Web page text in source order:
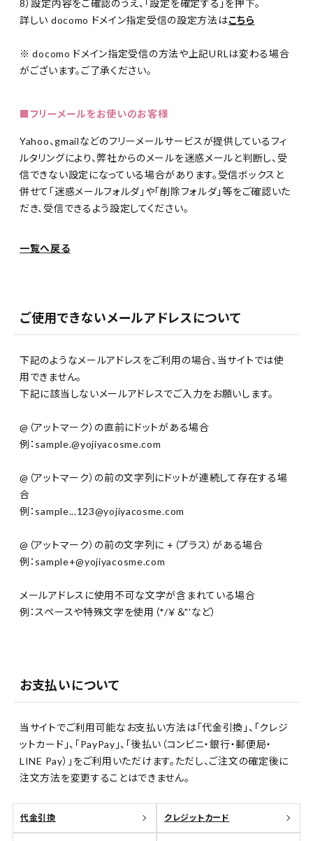
8）設定内容をご確認のうえ、「設定を確定する」を押下。
詳しい docomo ドメイン指定受信の設定方法はこちら
※ docomo ドメイン指定受信の方法や上記URLは変わる場合
がございます。ご了承ください。
■フリーメールをお使いのお客様
Yahoo、gmailなどのフリーメールサービスが提供しているフィ
ルタリングにより、弊社からのメールを迷惑メールと判断し、受
信できない設定になっている場合があります。受信ボックスと
併せて「迷惑メールフォルダ」や「削除フォルダ」等をご確認いた
だき、受信できるよう設定してください。
一覧へ戻る
ご使用できないメールアドレスについて
下記のようなメールアドレスをご利用の場合、当サイトでは使
用できません。
下記に該当しないメールアドレスでご入力をお願いします。
@（アットマーク）の直前にドットがある場合
例：sample.@yojiyacosme.com
@（アットマーク）の前の文字列にドットが連続して存在する場
合
例：sample...123@yojiyacosme.com
@（アットマーク）の前の文字列に +（プラス）がある場合
例：sample+@yojiyacosme.com
メールアドレスに使用不可な文字が含まれている場合
例：スペースや特殊文字を使用（*/￥＆"'など）
お支払いについて
当サイトでご利用可能なお支払い方法は「代金引換」、「クレジ
ットカード」、「PayPay」、「後払い（コンビニ・銀行・郵便局・
LINE Pay）」をご利用いただけます。ただし、ご注文の確定後に
注文方法を変更することはできません。
代金引換 クレジットカード